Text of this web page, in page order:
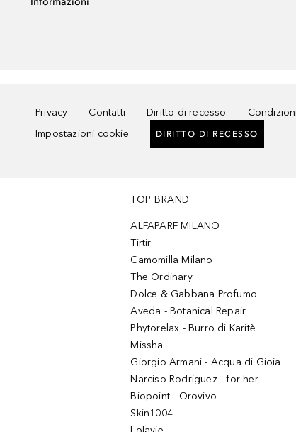
Privacy Contatti Diritto di recesso
Impostazioni cookie
DIRITTO DI RECESSO
TOP BRAND
ALFAPARF MILANO
Tirtir
Camomilla Milano
The Ordinary
Dolce & Gabbana Profumo
Aveda - Botanical Repair
Phytorelax - Burro di Karitè
Missha
Giorgio Armani - Acqua di Gioia
Narciso Rodriguez - for her
Biopoint - Orovivo
Skin1004